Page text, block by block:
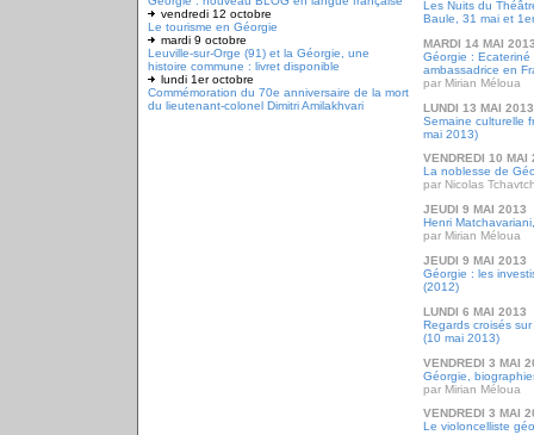
vendredi 12 octobre
Le tourisme en Géorgie
mardi 9 octobre
Leuville-sur-Orge (91) et la Géorgie, une
histoire commune : livret disponible
lundi 1er octobre
Commémoration du 70e anniversaire de la mort
du lieutenant-colonel Dimitri Amilakhvari
Les Nuits du
Baule, 31 mai et
MARDI 14 MAI
Géorgie : Ecateriné
ambassadrice en
par Mirian Méloua
LUNDI 13 MAI 2013
Semaine culturelle
mai 2013)
VENDREDI 10 MAI
La noblesse de
par Nicolas
JEUDI 9 MAI 2013
Henri
par Mirian Méloua
JEUDI 9 MAI 2013
Géorgie : les
(2012)
LUNDI 6 MAI 2013
Regards croisés
(10 mai 2013)
VENDREDI 3 MAI
Géorgie,
par Mirian Méloua
VENDREDI 3 MAI
Le violoncelliste